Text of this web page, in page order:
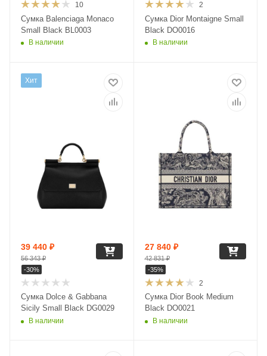
10
Сумка Balenciaga Monaco
Small Black BL0003
В наличии
2
Сумка Dior Montaigne Small
Black DO0016
В наличии
Хит
Сумка Dolce & Gabbana
Sicily Small Black DG0029
В наличии
39 440 ₽
56 343₽
-30%
2
Сумка Dior Book Medium
Black DO0021
В наличии
27 840₽
42 831₽
-35%